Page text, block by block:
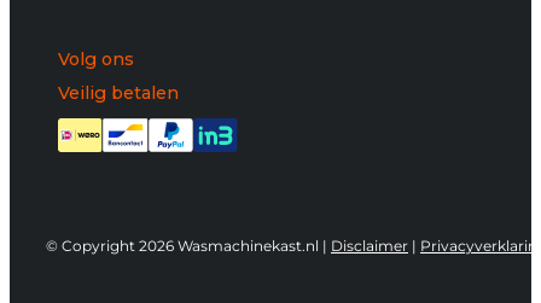
Volg ons
Veilig betalen
© Copyright 2026 Wasmachinekast.nl | Disclaimer |